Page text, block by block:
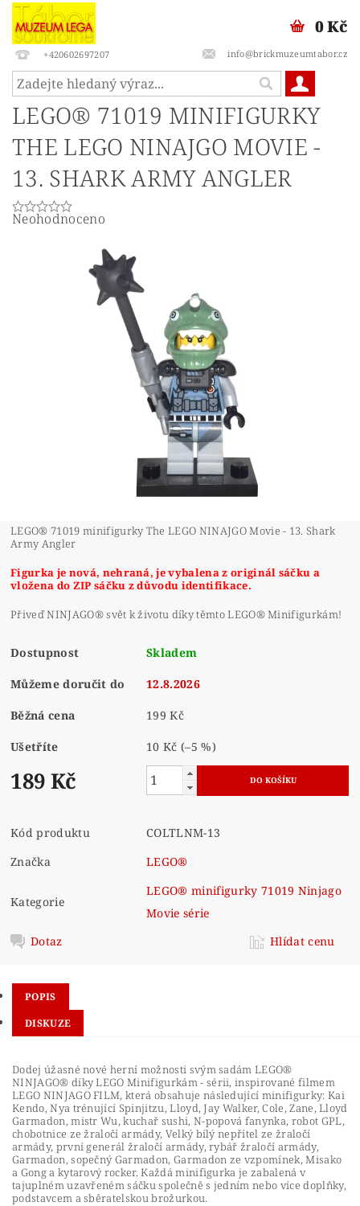
+420602697207 info@brickmuzeumtabor.cz
0 Kč
LEGO® 71019 MINIFIGURKY
THE LEGO NINAJGO MOVIE -
13. SHARK ARMY ANGLER
Neohodnoceno
LEGO® 71019 minifigurky The LEGO NINAJGO Movie - 13. Shark
Army Angler
Figurka je nová, nehraná, je vybalena z originál sáčku a
vložena do ZIP sáčku z důvodu identifikace.
Přiveď NINJAGO® svět k životu díky těmto LEGO® Minifigurkám!
Dostupnost Skladem
Můžeme doručit do 12.8.2026
Běžná cena 199 Kč
Ušetříte 10 Kč(–5 %)
189 Kč
Kód produktu
COLTLNM-13
Značka
LEGO®
Kategorie
LEGO® minifigurky 71019 Ninjago
Movie série
Dotaz
Hlídat cenu
POPIS
DISKUZE
Dodej úžasné nové herní možnosti svým sadám LEGO®
NINJAGO® díky LEGO Minifigurkám - sérii, inspirované filmem
LEGO NINJAGO FILM, která obsahuje následující minifigurky: Kai
Kendo, Nya trénující Spinjitzu, Lloyd, Jay Walker, Cole, Zane, Lloyd
Garmadon, mistr Wu, kuchař sushi, N-popová fanynka, robot GPL,
chobotnice ze žraločí armády, Velký bílý nepřítel ze žraločí
armády, první generál žraločí armády, rybář žraločí armády,
Garmadon, sopečný Garmadon, Garmadon ze vzpomínek, Misako
a Gong a kytarový rocker. Každá minifigurka je zabalená v
tajuplném uzavřeném sáčku společně s jedním nebo více doplňky,
podstavcem a sběratelskou brožurkou.